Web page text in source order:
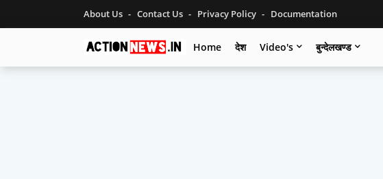
About Us Contact Us Privacy Policy Documentation
Home देश Video's बुन्देलखण्ड